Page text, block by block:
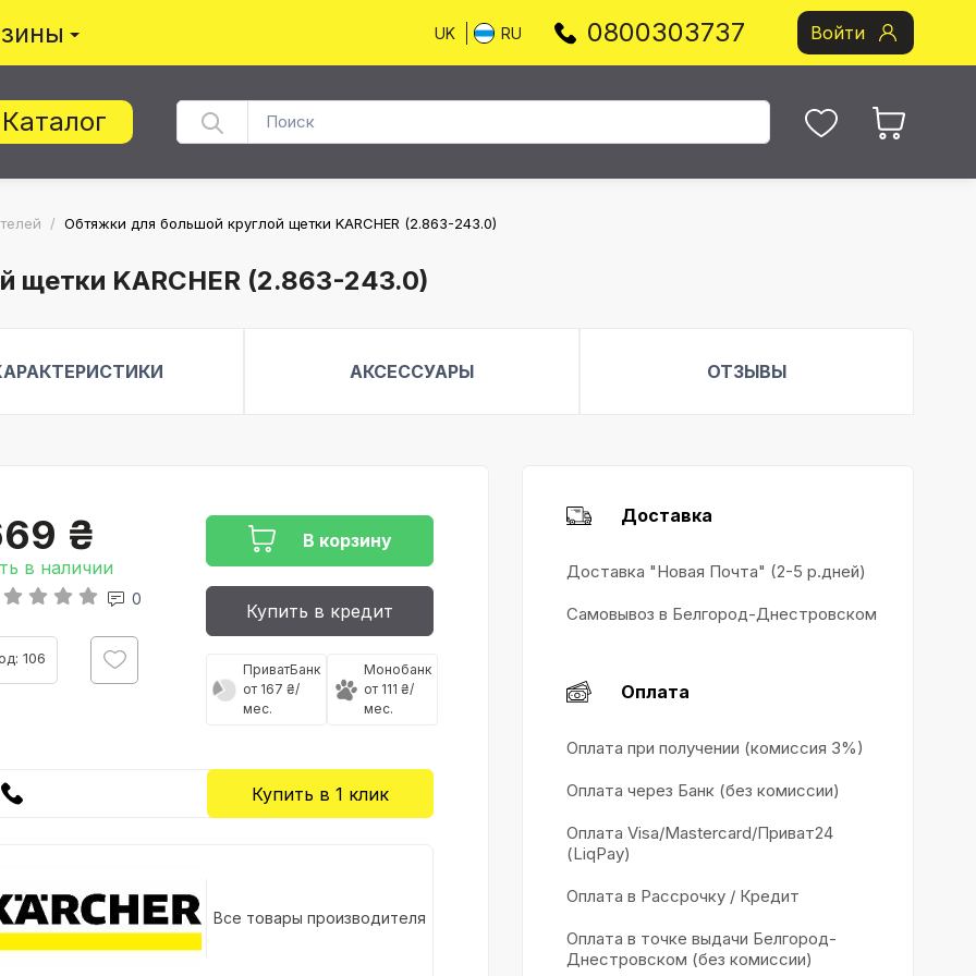
UK RU 0800303737 Войти
Каталог
/ Обтяжки для большой круглой щетки KARCHER (2.863-243.0)
щетки KARCHER (2.863-243.0)
АКСЕССУАРЫ ОТЗЫВЫ
₴
в наличии
В корзину
0
106
Купить в кредит
ПриватБанк
от 167 ₴/
мес.
Монобанк
от 111 ₴/
мес.
Купить в 1 клик
Все товары производителя
Доставка
Доставка "Новая Почта" (2-5 р.дней)
Самовывоз в Белгород-Днестровском
Оплата
Оплата при получении (комиссия 3%)
Оплата через Банк (без комиссии)
Оплата Visa/Mastercard/Приват24
(LiqPay)
Оплата в Рассрочку / Кредит
Оплата в точке выдачи Белгород-
Днестровском (без комиссии)